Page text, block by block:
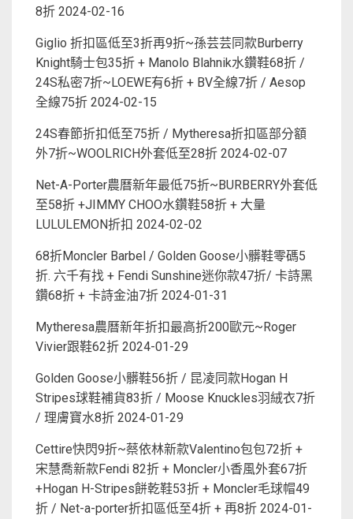
8折 2024-02-16
Giglio 折扣區低至3折再9折~孫芸芸同款Burberry
Knight騎士包35折 + Manolo Blahnik水鑽鞋68折 /
24S私密7折~LOEWE有6折 + BV全線7折 / Aesop
全線75折 2024-02-15
24S春節折扣低至75折 / Mytheresa折扣區部分額
外7折~WOOLRICH外套低至28折 2024-02-07
Net-A-Porter農曆新年最低75折~BURBERRY外套低
至58折 +JIMMY CHOO水鑽鞋58折 + 大量
LULULEMON折扣 2024-02-02
68折Moncler Barbel / Golden Goose小髒鞋零碼5
折. 六千有找 + Fendi Sunshine迷你款47折/ 卡詩黑
鑽68折 + 卡詩金油7折 2024-01-31
Mytheresa農曆新年折扣最高折200歐元~Roger
Vivier跟鞋62折 2024-01-29
Golden Goose小髒鞋56折 / 昆凌同款Hogan H
Stripes球鞋補貨83折 / Moose Knuckles羽絨衣7折
/ 理膚寶水8折 2024-01-29
Cettire快閃9折~蔡依林新款Valentino包包72折 +
宋慧喬新款Fendi 82折 + Moncler小香風外套67折
+Hogan H-Stripes餅乾鞋53折 + Moncler毛球帽49
折 / Net-a-porter折扣區低至4折 + 再8折 2024-01-